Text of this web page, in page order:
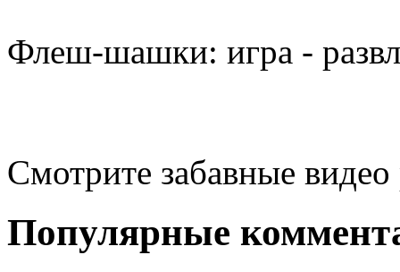
Флеш-шашки: игра -
Смотрите забавные
Популярные